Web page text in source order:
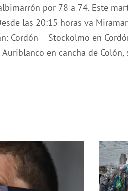
por 78 a 74. Este
las 20:15 horas va
Cordón – Stockolmo en
en cancha de